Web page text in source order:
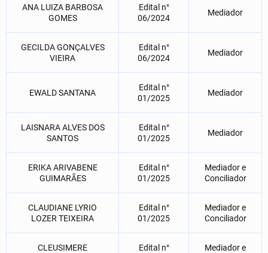
ANA LUIZA BARBOSA
GOMES
Edital n°
06/2024
Mediador
GECILDA GONÇALVES
VIEIRA
Edital n°
06/2024
Mediador
EWALD SANTANA
Edital n°
01/2025
Mediador
LAISNARA ALVES DOS
SANTOS
Edital n°
01/2025
Mediador
ERIKA ARIVABENE
GUIMARÃES
Edital n°
01/2025
Mediador e
Conciliador
CLAUDIANE LYRIO
LOZER TEIXEIRA
Edital n°
01/2025
Mediador e
Conciliador
CLEUSIMERE
Edital n°
Mediador e